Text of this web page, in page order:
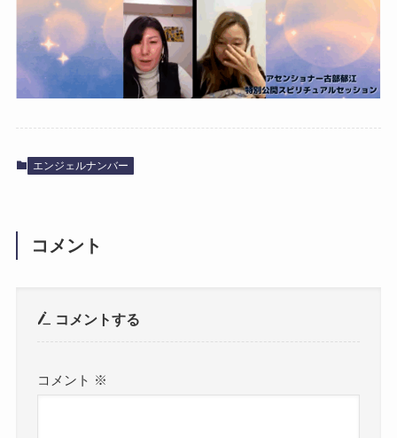
エンジェルナンバー
コメント
コメントする
コメント ※